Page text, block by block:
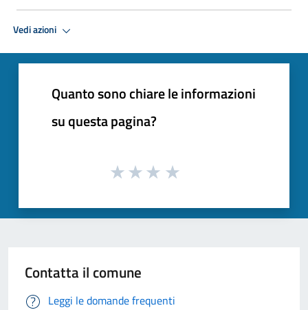
Vedi azioni
Quanto sono chiare le informazioni
su questa pagina?
Contatta il comune
Leggi le domande frequenti